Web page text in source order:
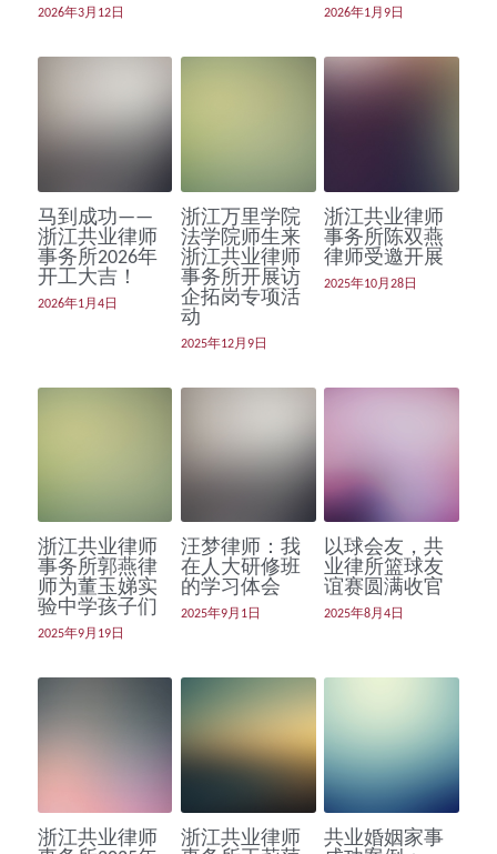
2026年3月12日 2026年1月9日
马到成功——
浙江共业律师
事务所2026年
开工大吉！
2026年1月4日
浙江万里学院
法学院师生来
浙江共业律师
事务所开展访
企拓岗专项活
动
2025年12月9日
浙江共业律师
事务所陈双燕
律师受邀开展
2025年10月28日
浙江共业律师
事务所郭燕律
师为董玉娣实
验中学孩子们
2025年9月19日
汪梦律师：我
在人大研修班
的学习体会
2025年9月1日
以球会友，共
业律所篮球友
谊赛圆满收官
2025年8月4日
浙江共业律师
浙江共业律师
共业婚姻家事